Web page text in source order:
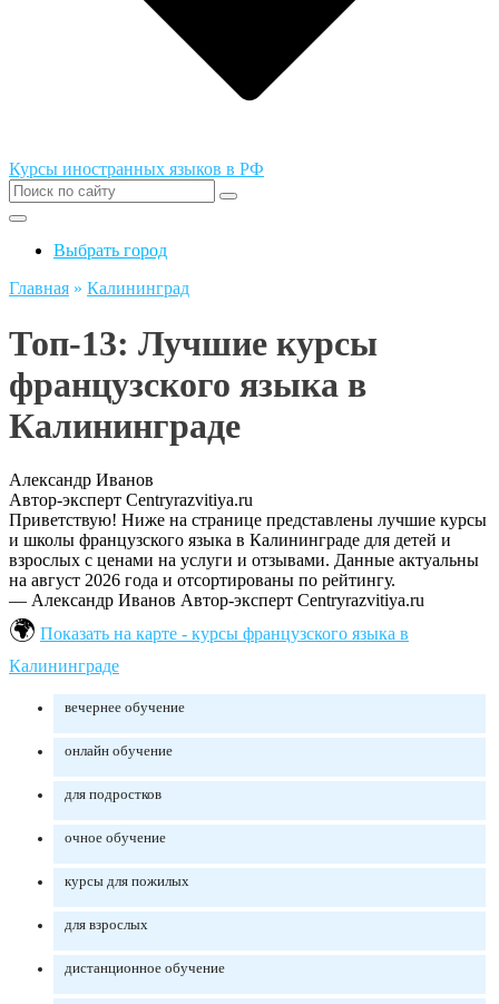
Курсы иностранных языков в РФ
Выбрать город
Главная » Калининград
Топ-13: Лучшие курсы
французского языка в
Калининграде
Александр Иванов
Автор-эксперт Centryrazvitiya.ru
Приветствую! Ниже на странице представлены лучшие курсы
и школы французского языка в Калининграде для детей и
взрослых с ценами на услуги и отзывами. Данные актуальны
на август 2026 года и отсортированы по рейтингу.
— Александр Иванов Автор-эксперт Centryrazvitiya.ru
Показать на карте - курсы французского языка в
Калининграде
вечернее обучение
онлайн обучение
для подростков
очное обучение
курсы для пожилых
для взрослых
дистанционное обучение